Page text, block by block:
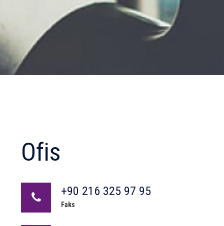
Ofis
+90 216 325 97 95
Faks